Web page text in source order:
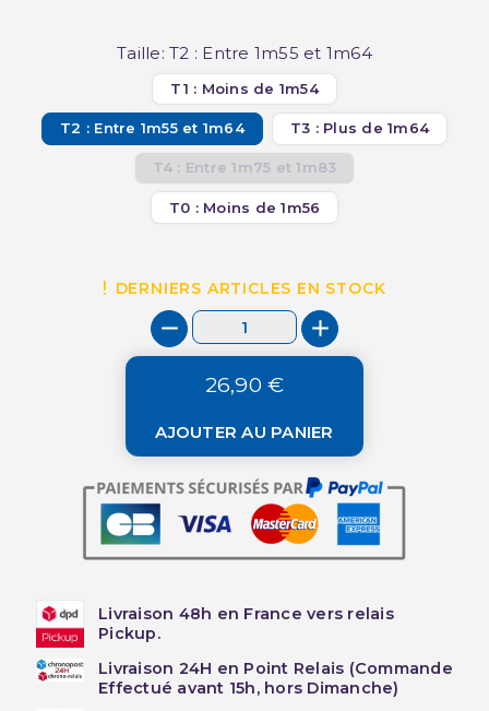
Taille: T2 : Entre 1m55 et 1m64
T1 : Moins de 1m54
T2 : Entre 1m55 et 1m64 T3 : Plus de 1m64
T4 : Entre 1m75 et 1m83
T0 : Moins de 1m56
DERNIERS ARTICLES EN STOCK
26,90 €
AJOUTER AU PANIER
Livraison 48h en France vers relais
Pickup.
Livraison 24H en Point Relais (Commande
Effectué avant 15h, hors Dimanche)